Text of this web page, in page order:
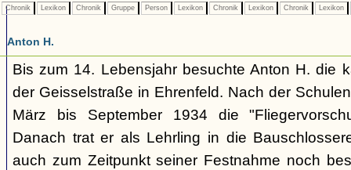
Chronik Lexikon Chronik Gruppe Person Lexikon Chronik Lexikon Chronik Lexikon
Anton H.
Bis zum 14. Lebensjahr besuchte Anton H. die
der Geisselstraße in Ehrenfeld. Nach der
März bis September 1934 die
Danach trat er als Lehrling in die
auch zum Zeitpunkt seiner Festnahme noch